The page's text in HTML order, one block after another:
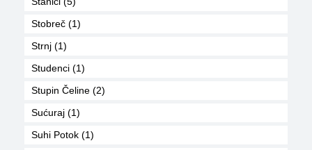
Stobreč (1)
Strnj (1)
Studenci (1)
Stupin Čeline (2)
Sućuraj (1)
Suhi Potok (1)